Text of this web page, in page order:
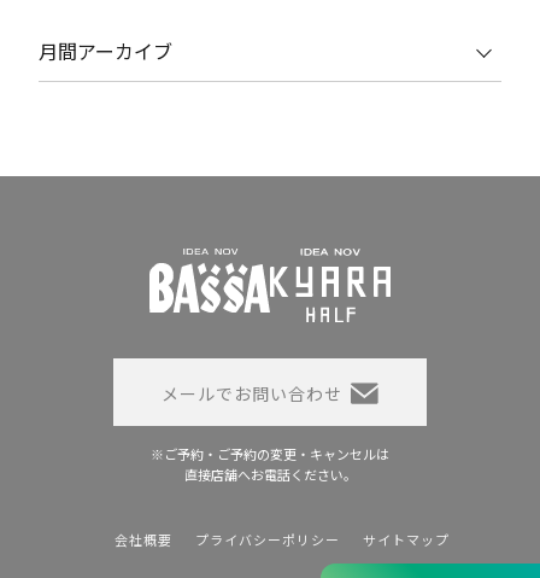
月間アーカイブ
メールでお問い合わせ
※ご予約・ご予約の変更・キャンセルは
直接店舗へお電話ください。
会社概要 プライバシーポリシー サイトマップ